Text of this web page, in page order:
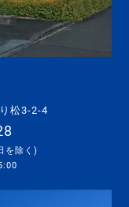
松3-2-4
を除く)